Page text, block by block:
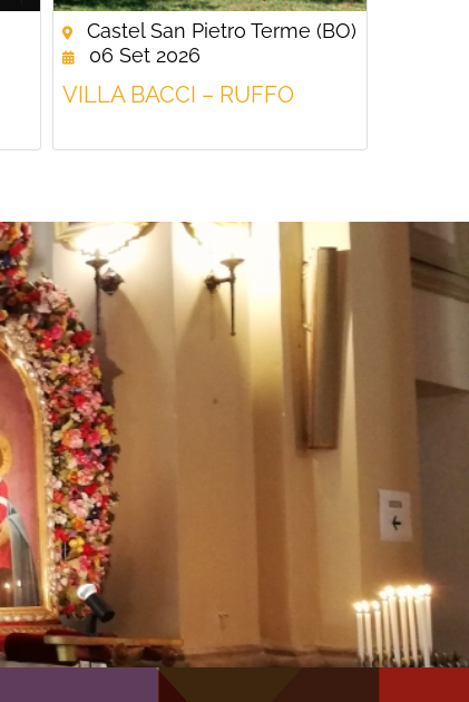
Castel San Pietro Terme (BO)
06 Set 2026
VILLA BACCI – RUFFO